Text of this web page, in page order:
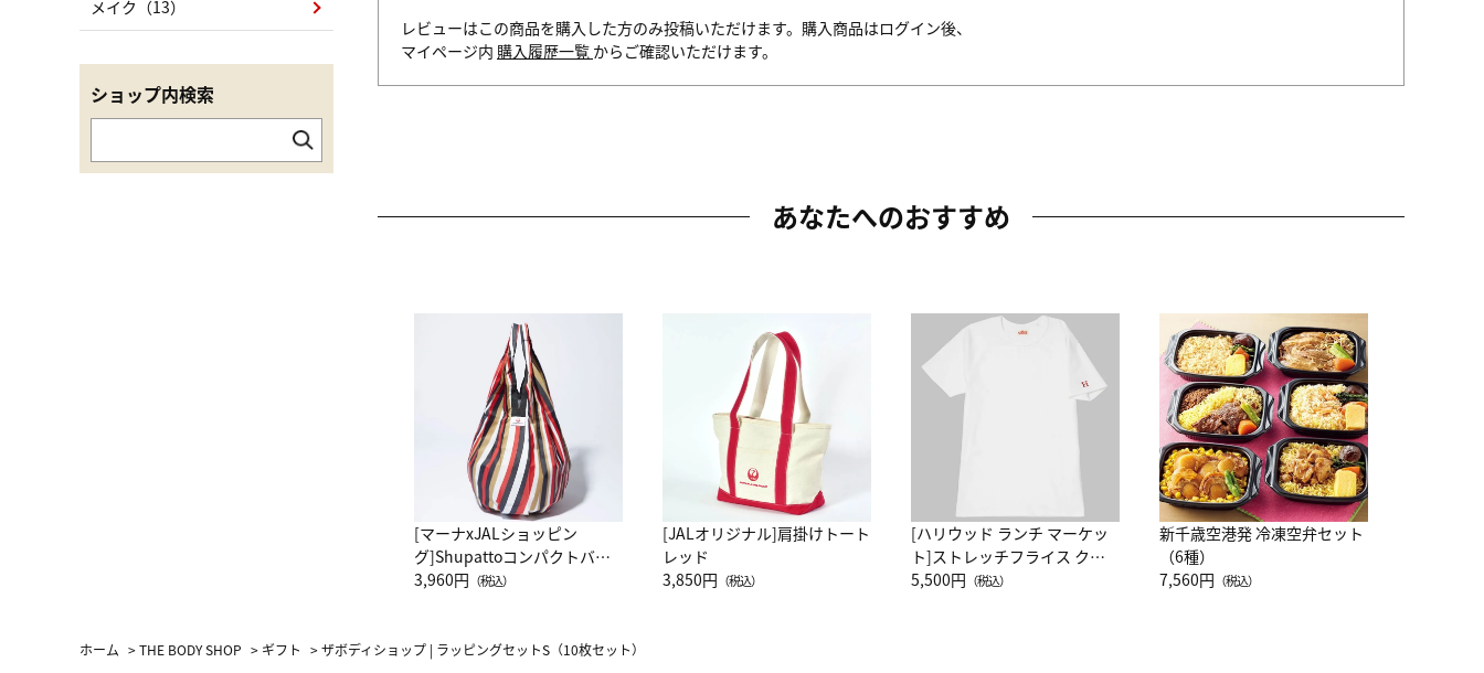
レビューはこの商品を購入した方のみ投稿いただけます。購入商品はログイン後、
マイページ内 購入履歴一覧 からご確認いただけます。
あなたへのおすすめ
[マーナxJALショッピン
グ]Shupattoコンパクトバッ
グ Drop JAL客室乗務員
3,960円 （税込）
[JALオリジナル]肩掛けトート
レッド
3,850円 （税込）
[ハリウッド ランチ マーケッ
ト]ストレッチフライス クル
ーネック別注半袖Ｔシャツ
5,500円 （税込）
新千歳空港発 冷凍空弁セット
（6種）
7,560円 （税込）
メイク（13）
ショップ内検索
ホーム >THE BODY SHOP > ギフト >ザボディショップ | ラッピングセットS（10枚セット）